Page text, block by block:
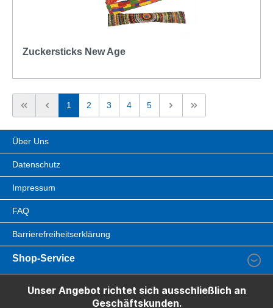
Zuckersticks New Age
1 2 3 4 5
Über Uns
Datenschutz
Impressum
FAQ
Barrierefreiheitserklärung
Shop-Service
Unser Angebot richtet sich ausschließlich an
Geschäftskunden.